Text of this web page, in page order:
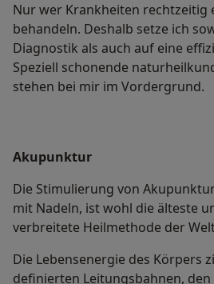
Nur wer Krankheiten rechtzeitig
behandeln. Deshalb setze ich
Diagnostik als auch auf eine
Speziell schonende
stehen bei mir im Vordergrund.
Akupunktur
Die Stimulierung von
mit Nadeln, ist wohl die älteste
verbreitete Heilmethode der
Die Lebensenergie des Körpers
definierten Leitungsbahnen,